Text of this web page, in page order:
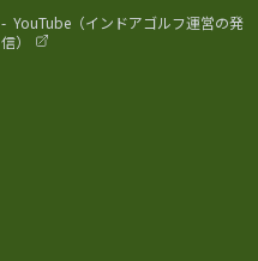
- YouTube（インドアゴルフ運営の発
信）